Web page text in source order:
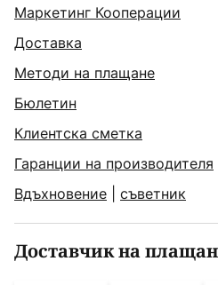
Маркетинг Кооперации
Доставка
Методи на плащане
Бюлетин
Клиентска сметка
Гаранции на производителя
Вдъхновение
съветник
Доставчик на